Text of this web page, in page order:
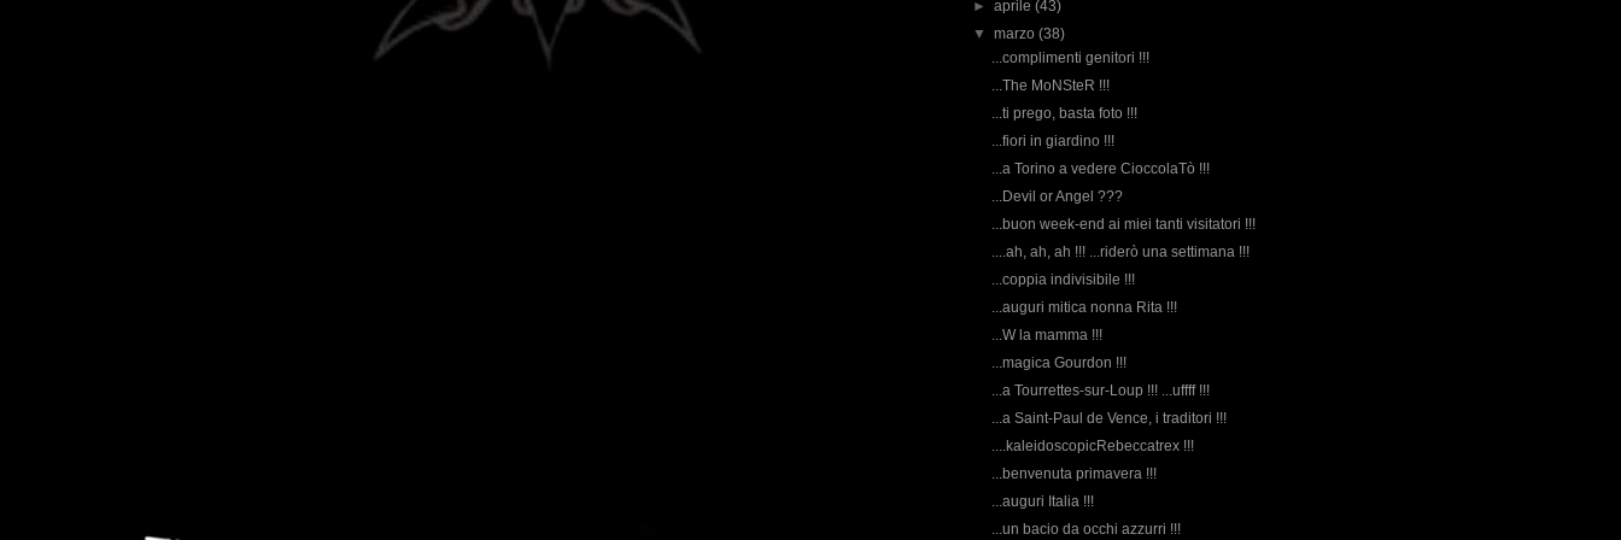
►aprile(43)
▼marzo(38)
...complimenti genitori !!!
...The MoNSteR !!!
...ti prego, basta foto !!!
...fiori in giardino !!!
...a Torino a vedere CioccolaTò !!!
...Devil or Angel ???
...buon week-end ai miei tanti visitatori !!!
....ah, ah, ah !!! ...riderò una settimana !!!
...coppia indivisibile !!!
...auguri mitica nonna Rita !!!
...W la mamma !!!
...magica Gourdon !!!
...a Tourrettes-sur-Loup !!! ...uffff !!!
...a Saint-Paul de Vence, i traditori !!!
....kaleidoscopicRebeccatrex !!!
...benvenuta primavera !!!
...auguri Italia !!!
...un bacio da occhi azzurri !!!